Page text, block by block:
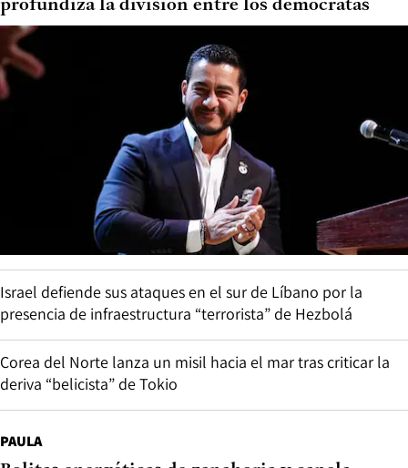
profundiza la división entre los demócratas
Israel defiende sus ataques en el sur de Líbano por la
presencia de infraestructura “terrorista” de Hezbolá
Corea del Norte lanza un misil hacia el mar tras criticar la
deriva “belicista” de Tokio
PAULA